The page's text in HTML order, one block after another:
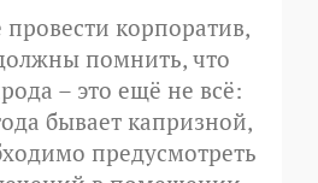
корпоратив,
помнить, что
– это ещё не всё:
бывает капризной,
предусмотреть